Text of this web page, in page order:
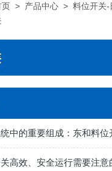
页 > 产品中心 >料位开关-
中的重要组成：东和料
高效、安全运行需要注意